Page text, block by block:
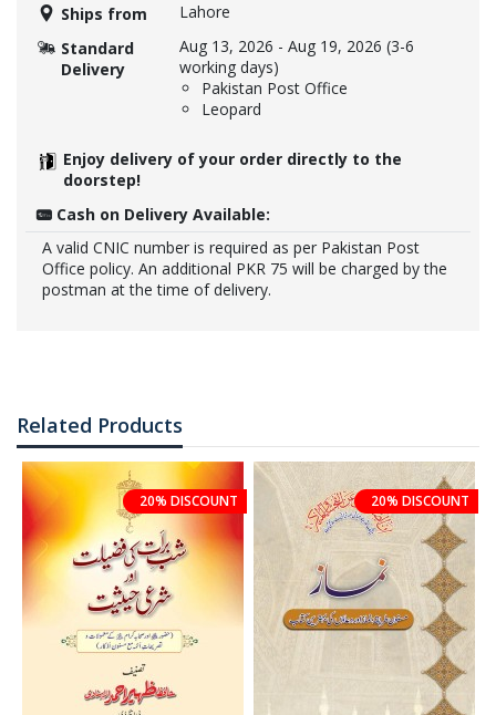
Ships from
Lahore
Standard
Delivery
Aug 13, 2026 - Aug 19, 2026 (3-6
working days)
Pakistan Post Office
Leopard
Enjoy delivery of your order directly to the
doorstep!
Cash on Delivery Available:
A valid CNIC number is required as per Pakistan Post
Office policy. An additional PKR 75 will be charged by the
postman at the time of delivery.
Related Products
20% DISCOUNT 20% DISCOUNT